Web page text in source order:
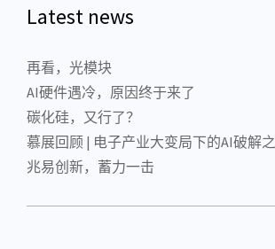
Latest news
再看，光模块
AI硬件遇冷，原因终于来了
碳化硅，又行了？
慕展回顾 | 电子产业大变局下的AI破解
兆易创新，蓄力一击